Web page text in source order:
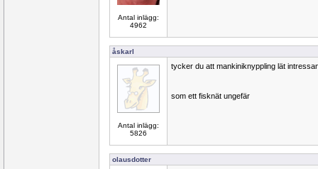
Antal inlägg:
4962
åskarl
Antal inlägg:
5826
tycker du att mankiniknyppling lät
som ett fisknät ungefär
olausdotter